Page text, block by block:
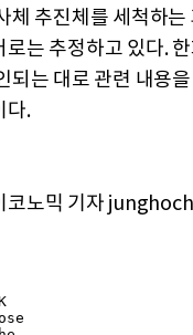
체 추진체를 세척하는
로는 추정하고 있다.
되는 대로 관련 내용
다.
코노믹 기자